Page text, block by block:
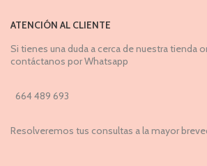
ATENCIÓN AL CLIENTE
Si tienes una duda a cerca de nuestra tienda
contáctanos por Whatsapp
664 489 693
Resolveremos tus consultas a la mayor